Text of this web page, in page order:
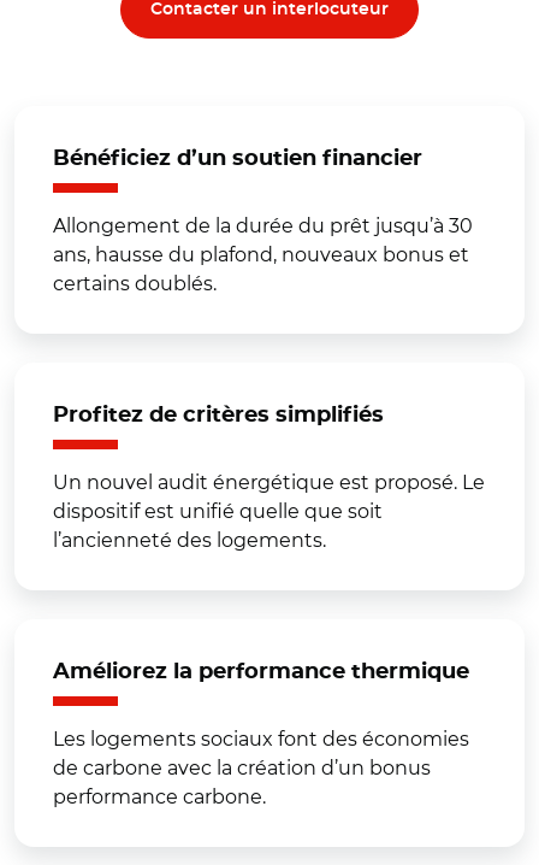
Contacter un interlocuteur
Bénéficiez d’un soutien financier
Allongement de la durée du prêt jusqu’à 30
ans, hausse du plafond, nouveaux bonus et
certains doublés.
Profitez de critères simplifiés
Un nouvel audit énergétique est proposé. Le
dispositif est unifié quelle que soit
l’ancienneté des logements.
Améliorez la performance thermique
Les logements sociaux font des économies
de carbone avec la création d’un bonus
performance carbone.